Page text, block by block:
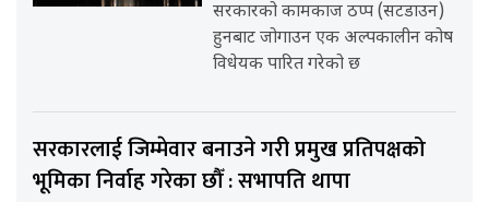
सरकारको कामकाज ठप्प (सटडाउन)
हुनबाट जोगाउन एक अल्पकालीन कोष
विधेयक पारित गरेको छ
सरकारलाई जिम्मेवार बनाउने गरी प्रमुख प्रतिपक्षको
भूमिका निर्वाह गरेका छौँ : सभापति थापा